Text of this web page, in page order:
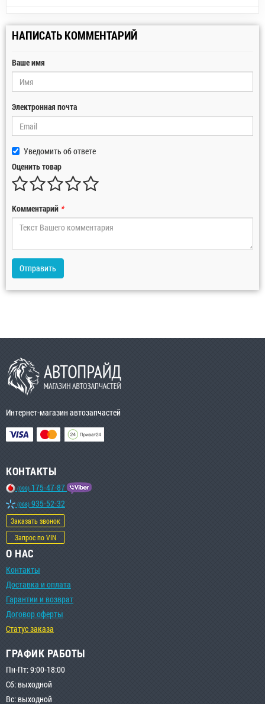
НАПИСАТЬ КОММЕНТАРИЙ
Ваше имя
Электронная почта
Уведомить об ответе
Оценить товар
Комментарий *
Отправить
Интернет-магазин автозапчастей
КОНТАКТЫ
(099) 175-47-87
(068) 935-52-32
Заказать звонок
Запрос по VIN
О НАС
Контакты
Доставка и оплата
Гарантии и возврат
Договор оферты
Статус заказа
ГРАФИК РАБОТЫ
Пн-Пт: 9:00-18:00
Сб: выходной
Вс: выходной